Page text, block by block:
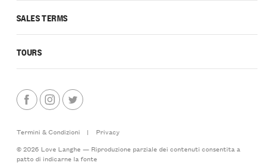
SALES TERMS
TOURS
Termini & Condizioni |
Privacy
© 2026 Love Langhe — Riproduzione parziale dei contenuti consentita a
patto di indicarne la fonte